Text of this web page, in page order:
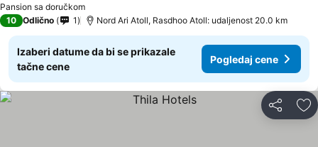
Pansion sa doručkom
10 Odlično 1 Nord Ari Atoll, Rasdhoo Atoll: udaljenost 20.0 km
Izaberi datume da bi se prikazale
tačne cene
Pogledaj cene
Deli